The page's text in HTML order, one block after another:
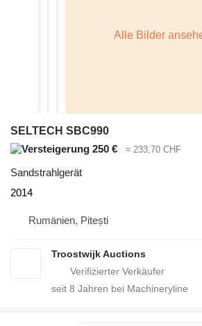
SELTECH SBC990
250 €
≈ 233,70 CHF
Sandstrahlgerät
2014
Rumänien, Pitești
Troostwijk Auctions
seit 8 Jahren bei Machineryline